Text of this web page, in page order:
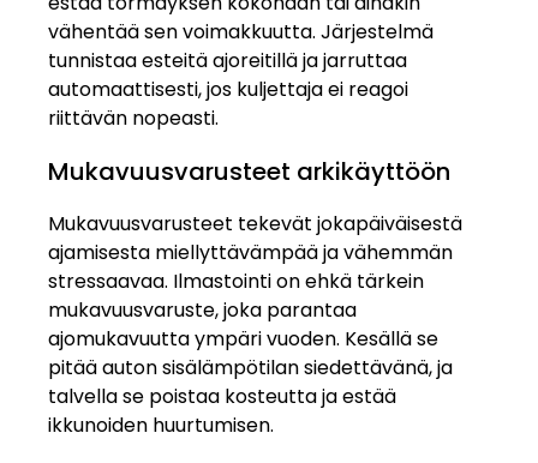
vähentää sen voimakkuutta. Järjestelmä
tunnistaa esteitä ajoreitillä ja jarruttaa
automaattisesti, jos kuljettaja ei reagoi
riittävän nopeasti.
Mukavuusvarusteet arkikäyttöön
Mukavuusvarusteet tekevät jokapäiväisestä
ajamisesta miellyttävämpää ja vähemmän
stressaavaa. Ilmastointi on ehkä tärkein
mukavuusvaruste, joka parantaa
ajomukavuutta ympäri vuoden. Kesällä se
pitää auton sisälämpötilan siedettävänä, ja
talvella se poistaa kosteutta ja estää
ikkunoiden huurtumisen.